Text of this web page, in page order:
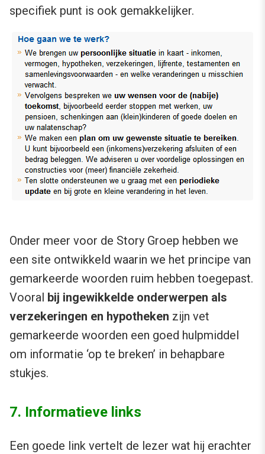
specifiek punt is ook gemakkelijker.
Onder meer voor de Story Groep hebben we
een site ontwikkeld waarin we het principe van
gemarkeerde woorden ruim hebben toegepast.
Vooral bij ingewikkelde onderwerpen als
verzekeringen en hypotheken zijn vet
gemarkeerde woorden een goed hulpmiddel
om informatie ‘op te breken’ in behapbare
stukjes.
7. Informatieve links
Een goede link vertelt de lezer wat hij erachter